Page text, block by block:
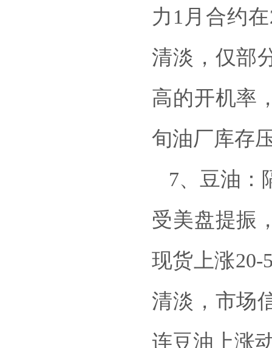
力1月合约
清淡，仅部
高的开机率
旬油厂库存
7、豆油：
受美盘提振
现货上涨20-
清淡，市场
连豆油上涨